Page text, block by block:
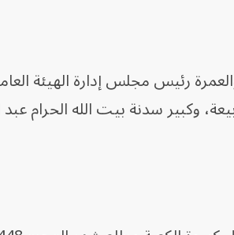
رئيس مجلس إدارة الهيئة
وكبير سدنة بيت الله